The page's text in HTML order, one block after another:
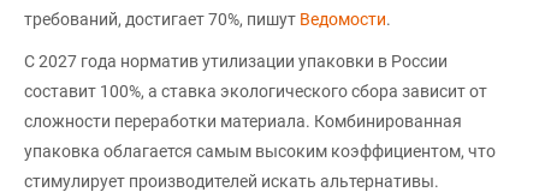
требований, достигает 70%, пишут Ведомости.
С 2027 года норматив утилизации упаковки в России
составит 100%, а ставка экологического сбора зависит от
сложности переработки материала. Комбинированная
упаковка облагается самым высоким коэффициентом, что
стимулирует производителей искать альтернативы.